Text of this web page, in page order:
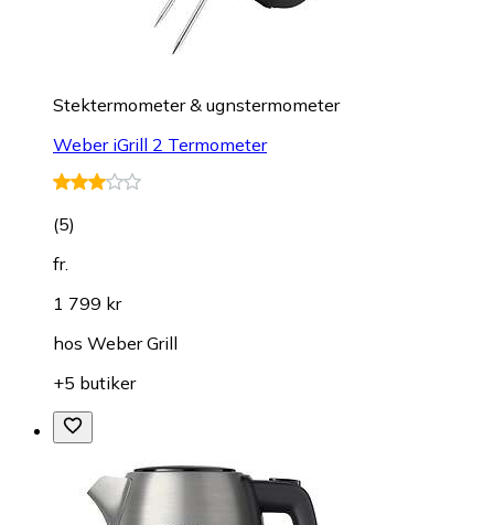
Stektermometer & ugnstermometer
Weber iGrill 2 Termometer
(5)
fr.
1 799 kr
hos Weber Grill
+5 butiker